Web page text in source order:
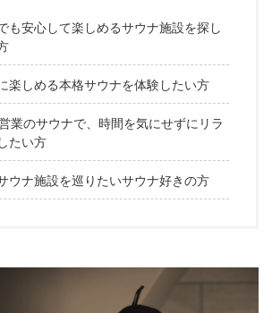
も安心して楽しめるサウナ施設を探し
楽しめる本格サウナを体験したい方
業のサウナで、時間を気にせずにリラ
たい方
ウナ施設を巡りたいサウナ好きの方